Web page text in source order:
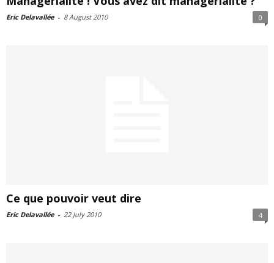
Eric Delavallée - 8 August 2010 0
Ce que pouvoir veut dire
Eric Delavallée - 22 July 2010 4